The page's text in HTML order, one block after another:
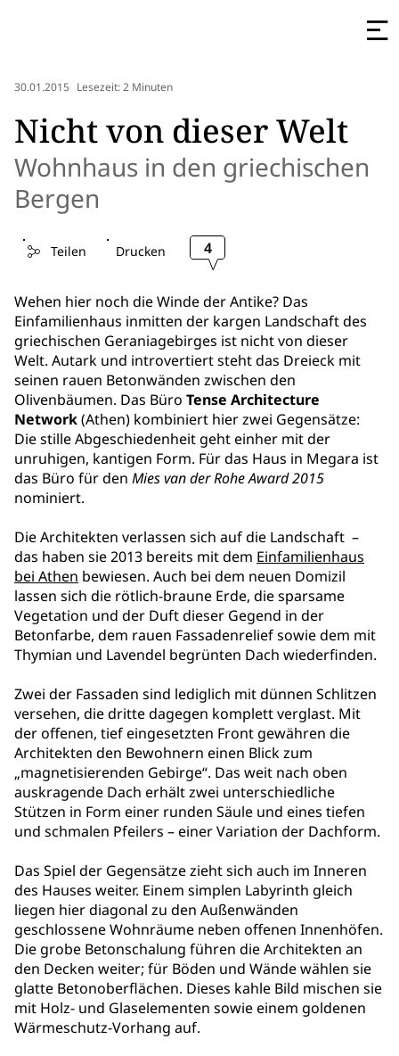
30.01.2015 Lesezeit: 2 Minuten
Nicht von dieser Welt
Wohnhaus in den griechischen
Bergen
Teilen Drucken 4
Wehen hier noch die Winde der Antike? Das
Einfamilienhaus inmitten der kargen Landschaft des
griechischen Geraniagebirges ist nicht von dieser
Welt. Autark und introvertiert steht das Dreieck mit
seinen rauen Betonwänden zwischen den
Olivenbäumen. Das Büro Tense Architecture
Network(Athen) kombiniert hier zwei Gegensätze:
Die stille Abgeschiedenheit geht einher mit der
unruhigen, kantigen Form. Für das Haus in Megara ist
das Büro für den Mies van der Rohe Award 2015
nominiert.
Die Architekten verlassen sich auf die Landschaft –
das haben sie 2013 bereits mit dem Einfamilienhaus
bei Athen bewiesen. Auch bei dem neuen Domizil
lassen sich die rötlich-braune Erde, die sparsame
Vegetation und der Duft dieser Gegend in der
Betonfarbe, dem rauen Fassadenrelief sowie dem mit
Thymian und Lavendel begrünten Dach wiederfinden.
Zwei der Fassaden sind lediglich mit dünnen Schlitzen
versehen, die dritte dagegen komplett verglast. Mit
der offenen, tief eingesetzten Front gewähren die
Architekten den Bewohnern einen Blick zum
„magnetisierenden Gebirge“. Das weit nach oben
auskragende Dach erhält zwei unterschiedliche
Stützen in Form einer runden Säule und eines tiefen
und schmalen Pfeilers – einer Variation der Dachform.
Das Spiel der Gegensätze zieht sich auch im Inneren
des Hauses weiter. Einem simplen Labyrinth gleich
liegen hier diagonal zu den Außenwänden
geschlossene Wohnräume neben offenen Innenhöfen.
Die grobe Betonschalung führen die Architekten an
den Decken weiter; für Böden und Wände wählen sie
glatte Betonoberflächen. Dieses kahle Bild mischen sie
mit Holz- und Glaselementen sowie einem goldenen
Wärmeschutz-Vorhang auf.